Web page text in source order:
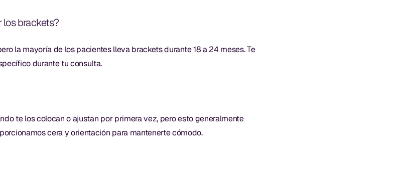
los brackets?
la mayoría de los pacientes lleva brackets durante 18 a 24 meses. Te
durante tu consulta.
te los colocan o ajustan por primera vez, pero esto generalmente
cera y orientación para mantenerte cómodo.